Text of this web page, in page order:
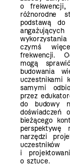
o
różnorodne
podstawą do
angażujących
czymś
frekwencji.
mogą
budowania
uczestnikami
samymi
przez
do budowy
doświadczeń
bieżącego
perspektywę
narzędzi
i
o sztuce.